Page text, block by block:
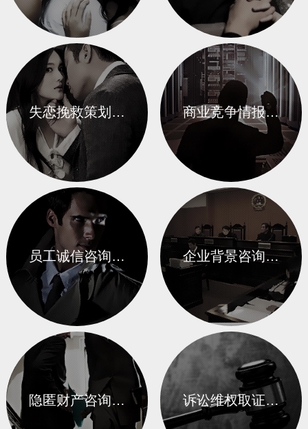
失恋挽救策划… 商业竞争情报…
员工诚信咨询… 企业背景咨询…
隐匿财产咨询… 诉讼维权取证…